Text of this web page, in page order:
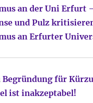
an der Uni Erfurt
und Pulz
an Erfurter
Begründung für
ist inakzeptabel!